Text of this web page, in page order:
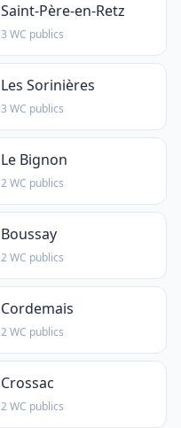
Saint-Père-en-Retz
3 WC publics
Les Sorinières
3 WC publics
Le Bignon
2 WC publics
Boussay
2 WC publics
Cordemais
2 WC publics
Crossac
2 WC publics